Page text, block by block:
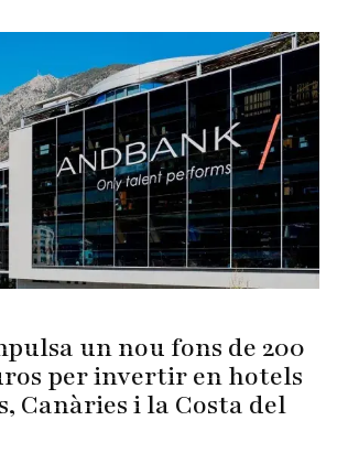
un nou fons de 200
per invertir en hotels
Canàries i la Costa del